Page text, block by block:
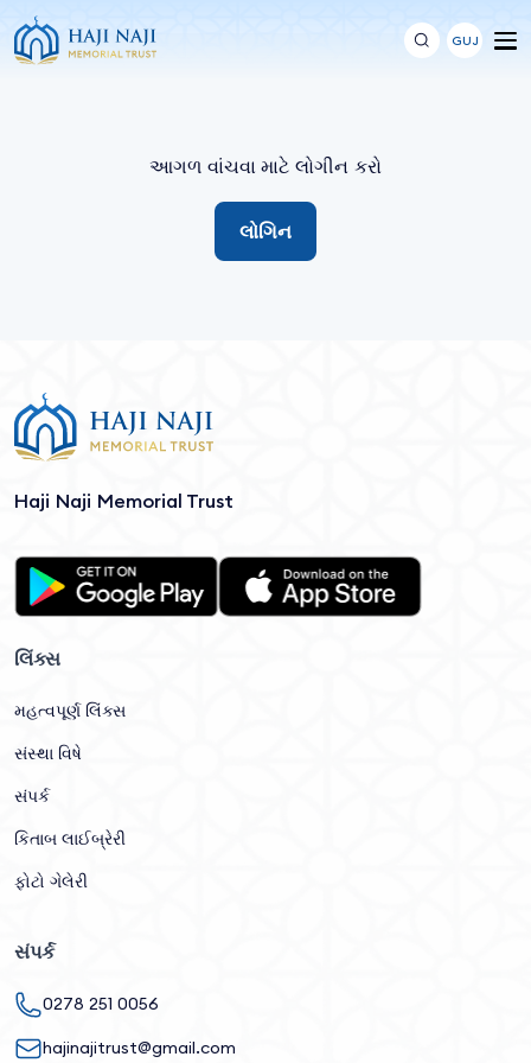
GUJ
આગળ વાંચવા માટે લોગીન કરો
લોગિન
Haji Naji Memorial Trust
લિંક્સ
મહત્વપૂર્ણ લિંક્સ
સંસ્થા વિષે
સંપર્ક
કિતાબ લાઈબ્રેરી
ફોટો ગેલેરી
સંપર્ક
0278 251 0056
hajinajitrust@gmail.com